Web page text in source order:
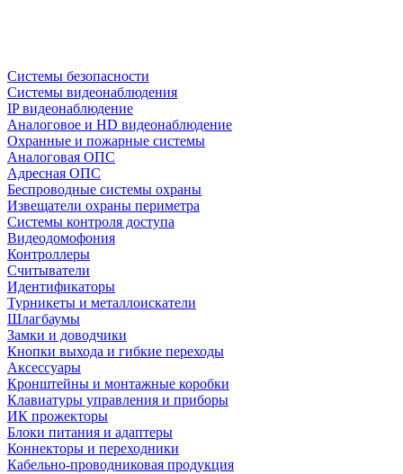
Системы безопасности
Системы видеонаблюдения
IP видеонаблюдение
Аналоговое и HD видеонаблюдение
Охранные и пожарные системы
Аналоговая ОПС
Адресная ОПС
Беспроводные системы охраны
Извещатели охраны периметра
Системы контроля доступа
Видеодомофония
Контроллеры
Считыватели
Идентификаторы
Турникеты и металлоискатели
Шлагбаумы
Замки и доводчики
Кнопки выхода и гибкие переходы
Аксессуары
Кронштейны и монтажные коробки
Клавиатуры управления и приборы
ИК прожекторы
Блоки питания и адаптеры
Коннекторы и переходники
Кабельно-проводниковая продукция